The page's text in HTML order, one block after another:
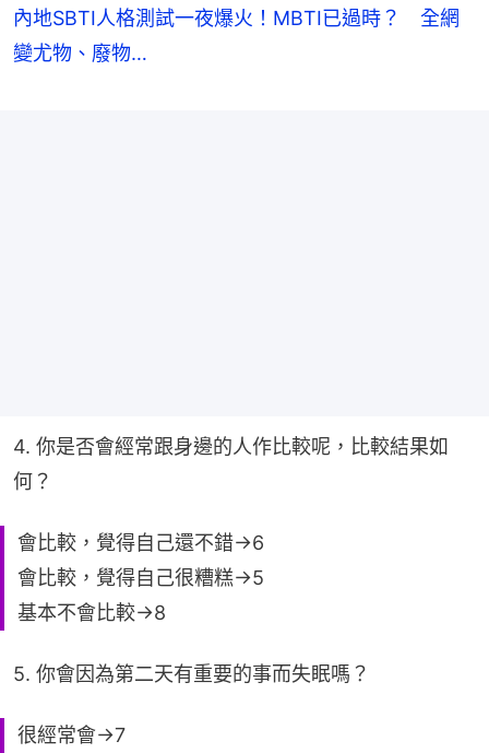
內地SBTI人格測試一夜爆火！MBTI已過時？ 全網
變尤物、廢物…
4. 你是否會經常跟身邊的人作比較呢，比較結果如
何？
會比較，覺得自己還不錯→6
會比較，覺得自己很糟糕→5
基本不會比較→8
5. 你會因為第二天有重要的事而失眠嗎？
很經常會→7